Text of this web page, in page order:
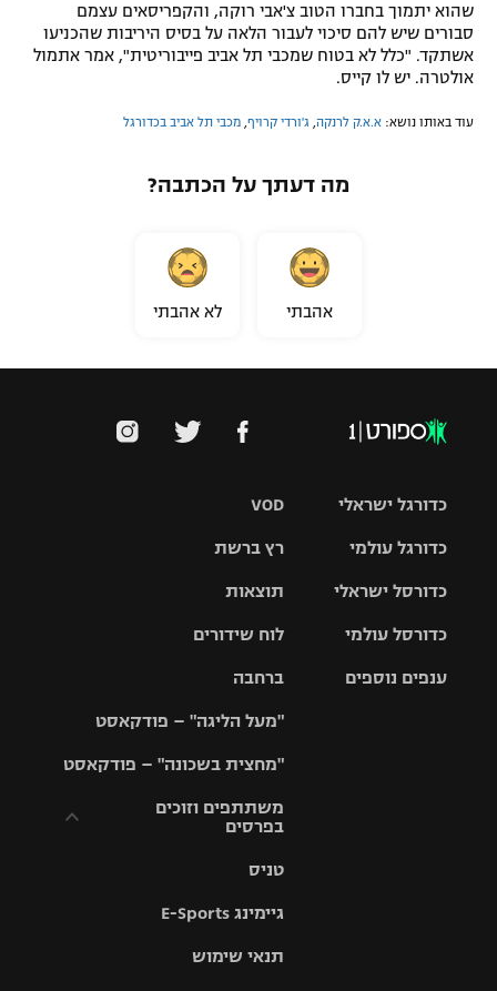
שהוא יתמוך בחברו הטוב צ'אבי רוקה, והקפריסאים עצמם
סבורים שיש להם סיכוי לעבור הלאה על בסיס היריבות שהכניעו
אשתקד. "כלל לא בטוח שמכבי תל אביב פייבוריטית", אמר אתמול
אולטרה. יש לו קייס.
עוד באותו נושא: א.א.ק לרנקה ג'ורדי קרויף מכבי תל אביב בכדורגל
מה דעתך על הכתבה?
אהבתי לא אהבתי
VOD
רץ ברשת
תוצאות
לוח שידורים
ברחבה
"מעל הליגה" – פודקאסט
"מחצית בשכונה" – פודקאסט
משתתפים וזוכים
בפרסים
וזוכים בפרסים
תקנון עבור פעילות
טניס
גיימינג E-Sports
תנאי שימוש
כדורגל ישראלי
גביע הטוטו
כדורגל עולמי
האלופות
ליגה
כדורסל ישראלי
סל
כדורסל עולמי
ענפים נוספים